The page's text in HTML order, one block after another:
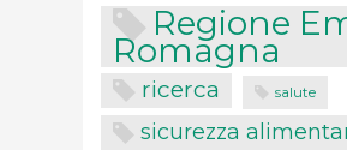
Regione
Romagna
ricerca salute
sicurezza